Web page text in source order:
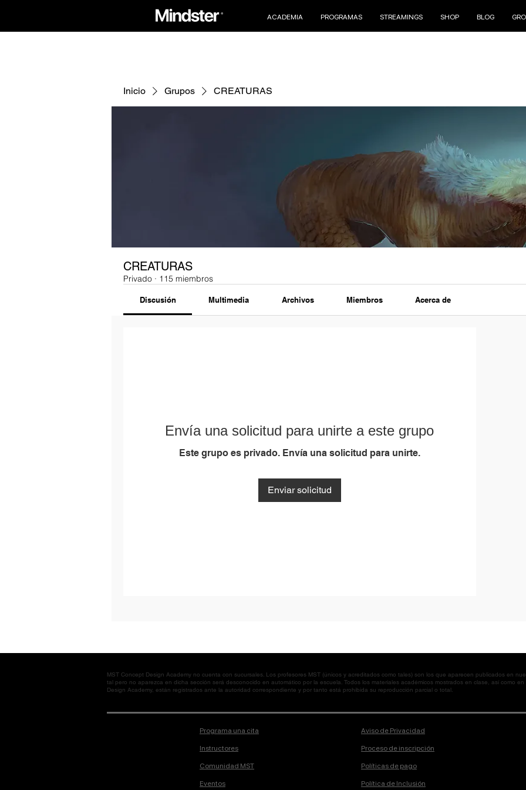
ACADEMIA PROGRAMAS STREAMINGS SHOP BLOG
Inicio Grupos CREATURAS
CREATURAS
Privado · 115 miembros
Discusión Multimedia Archivos Miembros Acerca de
Envía una solicitud para unirte a este grupo
Este grupo es privado. Envía una solicitud para unirte.
Enviar solicitud
MST Concept Design Academy no cuenta con sucursales. Los profesores MST (únicos y acreditados como tales) son los que aparecen publicados en
tal pero no aparezca en dicha sección será desconocido en automático por la escuela. Todos los materiales académicos mostrados en clase, así como
Design Academy, están registrados ante la autoridad correspondiente y por tanto está prohibida su reproducción parcial o total.
Programa una cita
Instructores
Comunidad MST
Eventos
Aviso de Privacidad
Proceso de inscripción
Políticas de pago
Política de Inclusión